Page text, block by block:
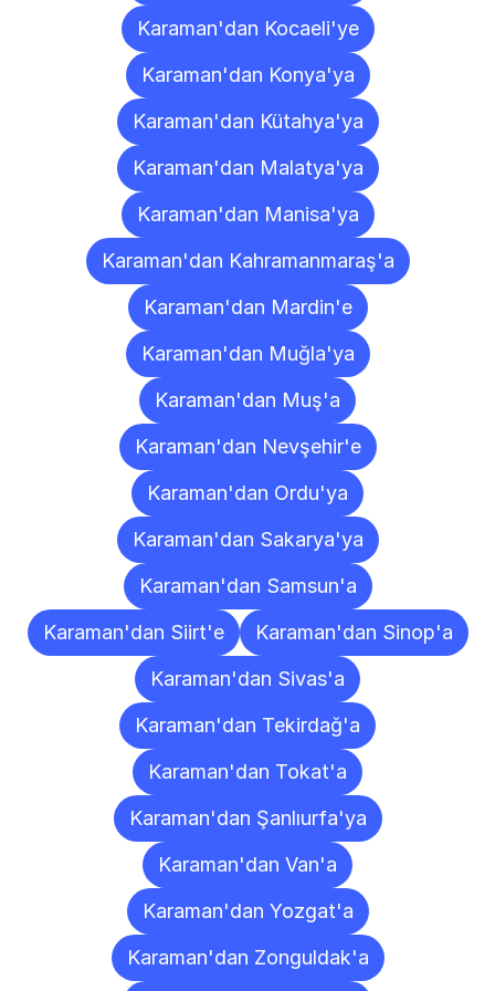
Karaman'dan Kocaeli'ye
Karaman'dan Konya'ya
Karaman'dan Kütahya'ya
Karaman'dan Malatya'ya
Karaman'dan Manisa'ya
Karaman'dan Kahramanmaraş'a
Karaman'dan Mardin'e
Karaman'dan Muğla'ya
Karaman'dan Muş'a
Karaman'dan Nevşehir'e
Karaman'dan Ordu'ya
Karaman'dan Sakarya'ya
Karaman'dan Samsun'a
Karaman'dan Siirt'e
Karaman'dan Sinop'a
Karaman'dan Sivas'a
Karaman'dan Tekirdağ'a
Karaman'dan Tokat'a
Karaman'dan Şanlıurfa'ya
Karaman'dan Van'a
Karaman'dan Yozgat'a
Karaman'dan Zonguldak'a